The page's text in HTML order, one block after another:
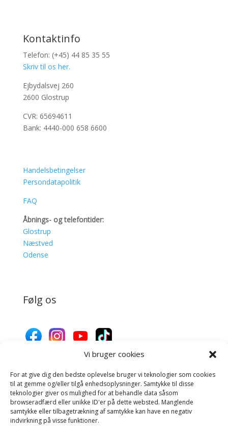
Vi bruger cookies
For at give dig den bedste oplevelse bruger vi teknologier som cookies
til at gemme og/eller tilgå enhedsoplysninger. Samtykke til disse
teknologier giver os mulighed for at behandle data såsom
browseradfærd eller unikke ID'er på dette websted. Manglende
samtykke eller tilbagetrækning af samtykke kan have en negativ
indvirkning på visse funktioner.
Kontaktinfo
Telefon: (+45) 44 85 35 55
Skriv til os her.
Ejbydalsvej 260
2600 Glostrup
CVR: 65694611
Bank: 4440-000 658 6600
Handelsbetingelser
Persondatapolitik
FAQ
Åbnings- og telefontider:
Glostrup
Næstved
Odense
Følg os
Donér til Inges Kattehjem
Donér